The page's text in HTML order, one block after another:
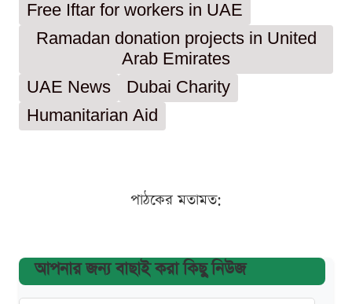
Free Iftar for workers in UAE
Ramadan donation projects in United
Arab Emirates
UAE News
Dubai Charity
Humanitarian Aid
পাঠকের মতামত:
আপনার জন্য বাছাই করা কিছু নিউজ